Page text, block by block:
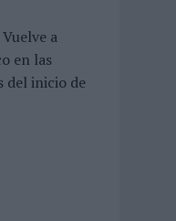
a
en las
del inicio de